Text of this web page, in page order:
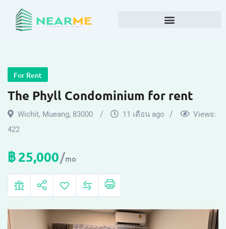
For Rent
The Phyll Condominium for rent
Wichit, Mueang, 83000 11 เดือน ago
Views:
422
฿25,000 mo